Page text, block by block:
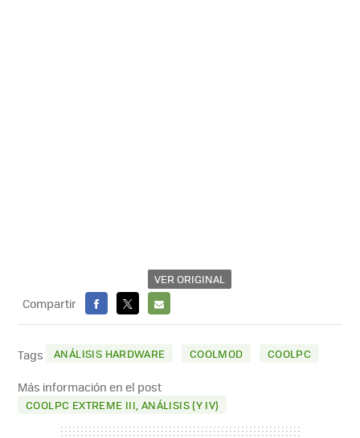
VER ORIGINAL
Compartir
FACEBOOK
X
E-
MAIL
Tags ANÁLISIS HARDWARE COOLMOD COOLPC
Más información en el post
COOLPC EXTREME III, ANÁLISIS (Y IV)